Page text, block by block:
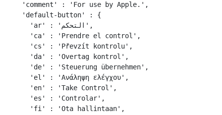
  'comment' : 'For use by Apple.',
  'default-button' : {
    'ar' : 'التحكم',
    'ca' : 'Prendre el control',
    'cs' : 'Převzít kontrolu',
    'da' : 'Overtag kontrol',
    'de' : 'Steuerung übernehmen',
    'el' : 'Ανάληψη ελέγχου',
    'en' : 'Take Control',
    'es' : 'Controlar',
    'fi' : 'Ota hallintaan',